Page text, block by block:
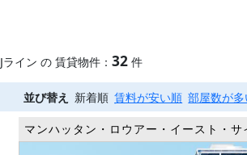
Jライン の 賃貸物件： 32 件
並び替え 新着順 賃料が安い順 部屋数が
マンハッタン・ロウアー・イースト・